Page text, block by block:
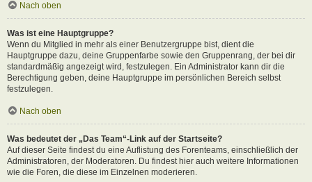
Nach oben
Was ist eine Hauptgruppe?
Wenn du Mitglied in mehr als einer Benutzergruppe bist, dient die
Hauptgruppe dazu, deine Gruppenfarbe sowie den Gruppenrang, der bei dir
standardmäßig angezeigt wird, festzulegen. Ein Administrator kann dir die
Berechtigung geben, deine Hauptgruppe im persönlichen Bereich selbst
festzulegen.
Nach oben
Was bedeutet der „Das Team“-Link auf der Startseite?
Auf dieser Seite findest du eine Auflistung des Forenteams, einschließlich der
Administratoren, der Moderatoren. Du findest hier auch weitere Informationen
wie die Foren, die diese im Einzelnen moderieren.